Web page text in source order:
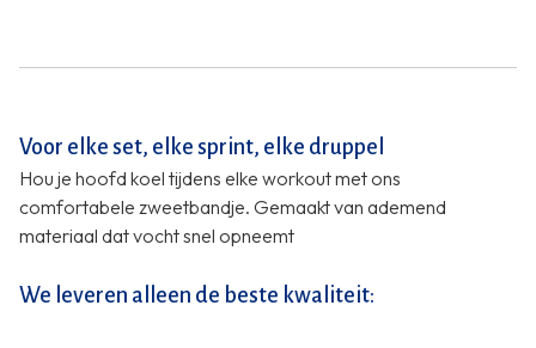
Voor elke set, elke sprint, elke druppel
Hou je hoofd koel tijdens elke workout met ons
comfortabele zweetbandje. Gemaakt van ademend
materiaal dat vocht snel opneemt
We leveren alleen de beste kwaliteit: